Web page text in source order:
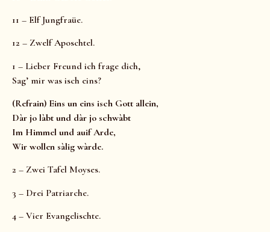
11 – Elf Jungfraüe.
12 – Zwelf Aposchtel.
1 – Lieber Freund ich frage dich,
Sag’ mir was isch eins?
(Refrain) Eins un eins isch Gott allein,
Dàr jo làbt und dàr jo schwàbt
Im Himmel und auif Arde,
Wir wollen sàlig wàrde.
2 – Zwei Tafel Moyses.
3 – Drei Patriarche.
4 – Vier Evangelischte.